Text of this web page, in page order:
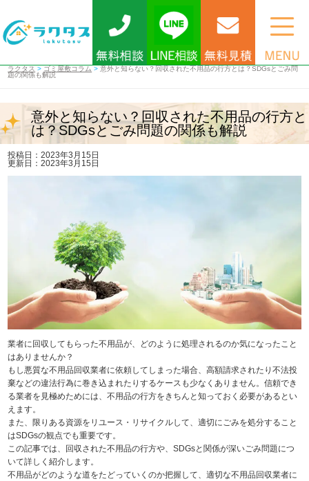
ラクタス > ゴミ屋敷コラム >意外と知らない？回収された不用品の行方とは？SDGsとごみ問
題の関係も解説
意外と知らない？回収された不用品の行方と
は？SDGsとごみ問題の関係も解説
投稿日：2023年3月15日
更新日：2023年3月15日
業者に回収してもらった不用品が、どのように処理されるのか気になったこと
はありませんか？
もし悪質な不用品回収業者に依頼してしまった場合、高額請求されたり不法投
棄などの違法行為に巻き込まれたりするケースも少なくありません。信頼でき
る業者を見極めためには、不用品の行方をきちんと知っておく必要があるとい
えます。
また、限りある資源をリユース・リサイクルして、適切にごみを処分すること
はSDGsの観点でも重要です。
この記事では、回収された不用品の行方や、SDGsと関係が深いごみ問題につ
いて詳しく紹介します。
不用品がどのような道をたどっていくのか把握して、適切な不用品回収業者に